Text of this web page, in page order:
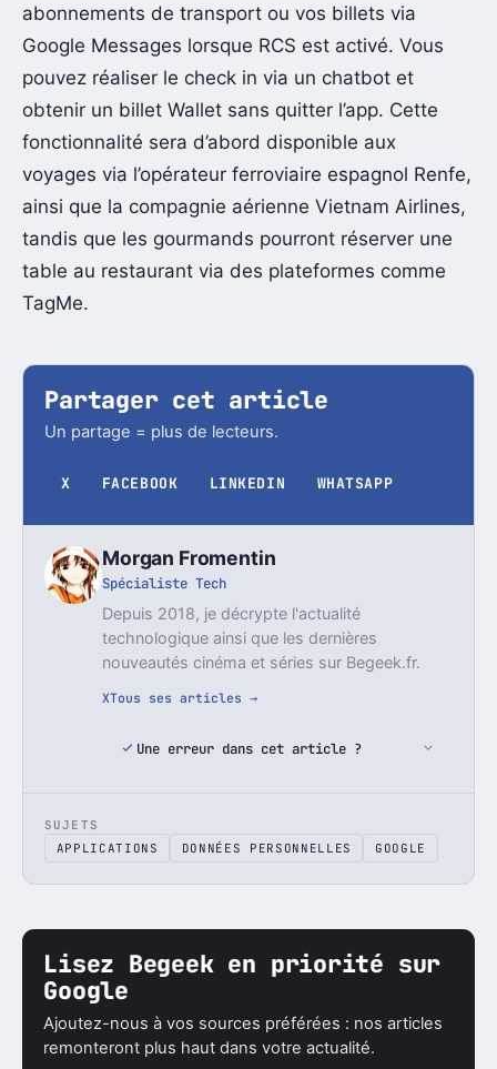
abonnements de transport ou vos billets via
Google Messages lorsque RCS est activé. Vous
pouvez réaliser le check in via un chatbot et
obtenir un billet Wallet sans quitter l’app. Cette
fonctionnalité sera d’abord disponible aux
voyages via l’opérateur ferroviaire espagnol Renfe,
ainsi que la compagnie aérienne Vietnam Airlines,
tandis que les gourmands pourront réserver une
table au restaurant via des plateformes comme
TagMe.
Partager cet article
Un partage = plus de lecteurs.
X FACEBOOK LINKEDIN WHATSAPP
Morgan Fromentin
Spécialiste Tech
Depuis 2018, je décrypte l'actualité
technologique ainsi que les dernières
nouveautés cinéma et séries sur Begeek.fr.
XTous ses articles →
Une erreur dans cet article ?
SUJETS
APPLICATIONS
DONNÉES PERSONNELLES GOOGLE
Lisez Begeek en priorité sur
Google
Ajoutez-nous à vos sources préférées : nos articles
remonteront plus haut dans votre actualité.